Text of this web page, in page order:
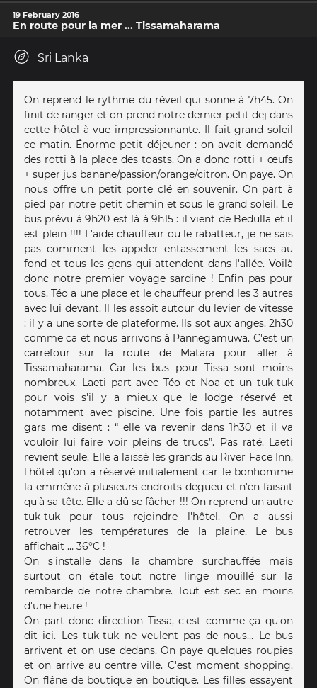
19 February 2016
En route pour la mer ... Tissamaharama
Sri Lanka
On reprend le rythme du réveil qui sonne à 7h45. On
finit de ranger et on prend notre dernier petit dej dans
cette hôtel à vue impressionnante. Il fait grand soleil
ce matin. Énorme petit déjeuner : on avait demandé
des rotti à la place des toasts. On a donc rotti + œufs
+ super jus banane/passion/orange/citron. On paye. On
nous offre un petit porte clé en souvenir. On part à
pied par notre petit chemin et sous le grand soleil. Le
bus prévu à 9h20 est là à 9h15 : il vient de Bedulla et il
est plein !!!! L'aide chauffeur ou le rabatteur, je ne sais
pas comment les appeler entassement les sacs au
fond et tous les gens qui attendent dans l'allée. Voilà
donc notre premier voyage sardine ! Enfin pas pour
tous. Téo a une place et le chauffeur prend les 3 autres
avec lui devant. Il les assoit autour du levier de vitesse
: il y a une sorte de plateforme. Ils sot aux anges. 2h30
comme ca et nous arrivons à Pannegamuwa. C'est un
carrefour sur la route de Matara pour aller à
Tissamaharama. Car les bus pour Tissa sont moins
nombreux. Laeti part avec Téo et Noa et un tuk-tuk
pour vois s'il y a mieux que le lodge réservé et
notamment avec piscine. Une fois partie les autres
gars me disent : “ elle va revenir dans 1h30 et il va
vouloir lui faire voir pleins de trucs”. Pas raté. Laeti
revient seule. Elle a laissé les grands au River Face Inn,
l'hôtel qu'on a réservé initialement car le bonhomme
la emmène à plusieurs endroits degueu et n'en faisait
qu'à sa tête. Elle a dû se fâcher !!! On reprend un autre
tuk-tuk pour tous rejoindre l'hôtel. On a aussi
retrouver les températures de la plaine. Le bus
affichait … 36°C !
On s'installe dans la chambre surchauffée mais
surtout on étale tout notre linge mouillé sur la
rembarde de notre chambre. Tout est sec en moins
d'une heure !
On part donc direction Tissa, c'est comme ça qu'on
dit ici. Les tuk-tuk ne veulent pas de nous… Le bus
arrivent et on use dedans. On paye quelques roupies
et on arrive au centre ville. C'est moment shopping.
On flâne de boutique en boutique. Les filles essayent